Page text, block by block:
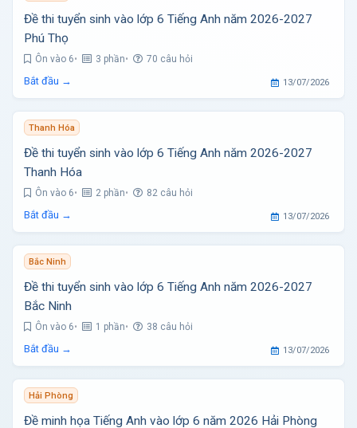
Đề thi tuyển sinh vào lớp 6 Tiếng Anh năm 2026-2027
Phú Thọ
Ôn vào 6 3 phần 70 câu hỏi
Bắt đầu → 13/07/2026
Thanh Hóa
Đề thi tuyển sinh vào lớp 6 Tiếng Anh năm 2026-2027
Thanh Hóa
Ôn vào 6 2 phần 82 câu hỏi
Bắt đầu → 13/07/2026
Bắc Ninh
Đề thi tuyển sinh vào lớp 6 Tiếng Anh năm 2026-2027
Bắc Ninh
Ôn vào 6 1 phần 38 câu hỏi
Bắt đầu → 13/07/2026
Hải Phòng
Đề minh họa Tiếng Anh vào lớp 6 năm 2026 Hải Phòng